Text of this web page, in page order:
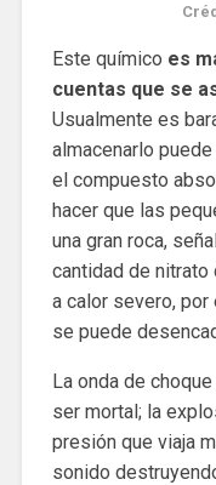
Este químico es
cuentas que se
Usualmente es
almacenarlo
el compuesto
hacer que las
una gran roca,
cantidad de
a calor severo, por
se puede
La onda de
ser mortal; la
presión que viaja
sonido